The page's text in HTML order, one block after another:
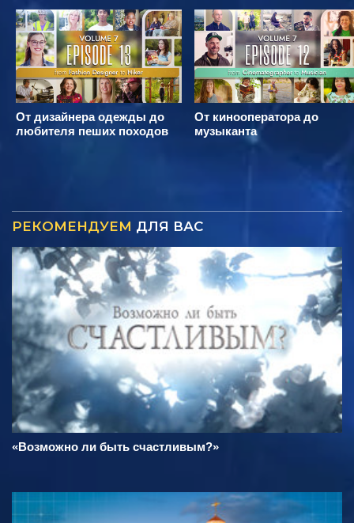
От дизайнера одежды до
любителя пеших походов
От кинооператора до
музыканта
РЕКОМЕНДУЕМ ДЛЯ ВАС
«Возможно ли быть счастливым?»